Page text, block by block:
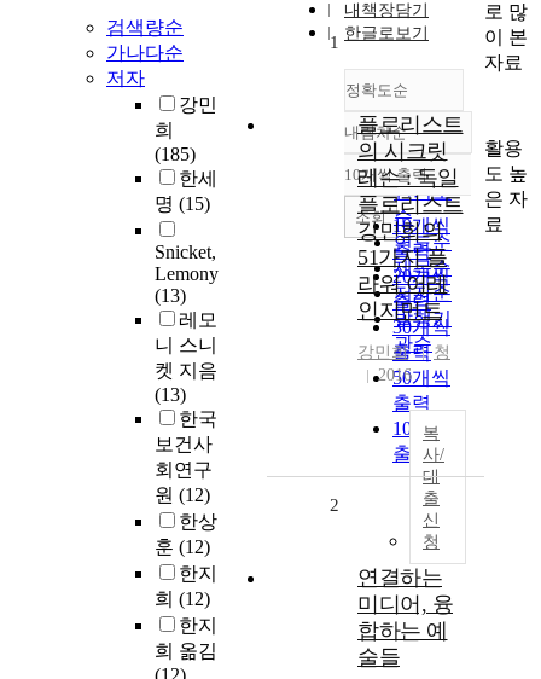
검색량순
가나다순
저자
강민
희
(185)
한세
명 (15)
Snicket,
Lemony
(13)
레모
니 스니
켓 지음
(13)
한국
보건사
회연구
원 (12)
한상
훈 (12)
한지
희 (12)
한지
희 옮김
내책장담기
한글로보기
정확도순
정확도
순
인기도
순
연도순
제목순
저자순
발행기
관순
내림차순
내림차순
10개씩 출력
10개씩
출력
20개씩
출력
30개씩
출력
50개씩
출력
100개씩
출력
조회
1
플로리스트
의 시크릿
레슨 : 독일
플로리스트
강민희의
51가지 플
라워 어레
인지먼트
강민희
청
2016
복
사/
대
출
신
청
2
연결하는
미디어, 융
합하는 예
술들
로 많
이 본
자료
활용
도 높
은 자
료